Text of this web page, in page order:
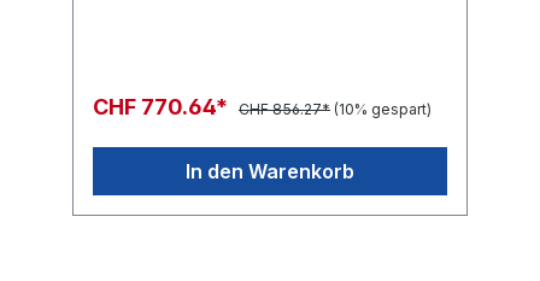
CHF 770.64* CHF 856.27* (10% gespart)
In den Warenkorb